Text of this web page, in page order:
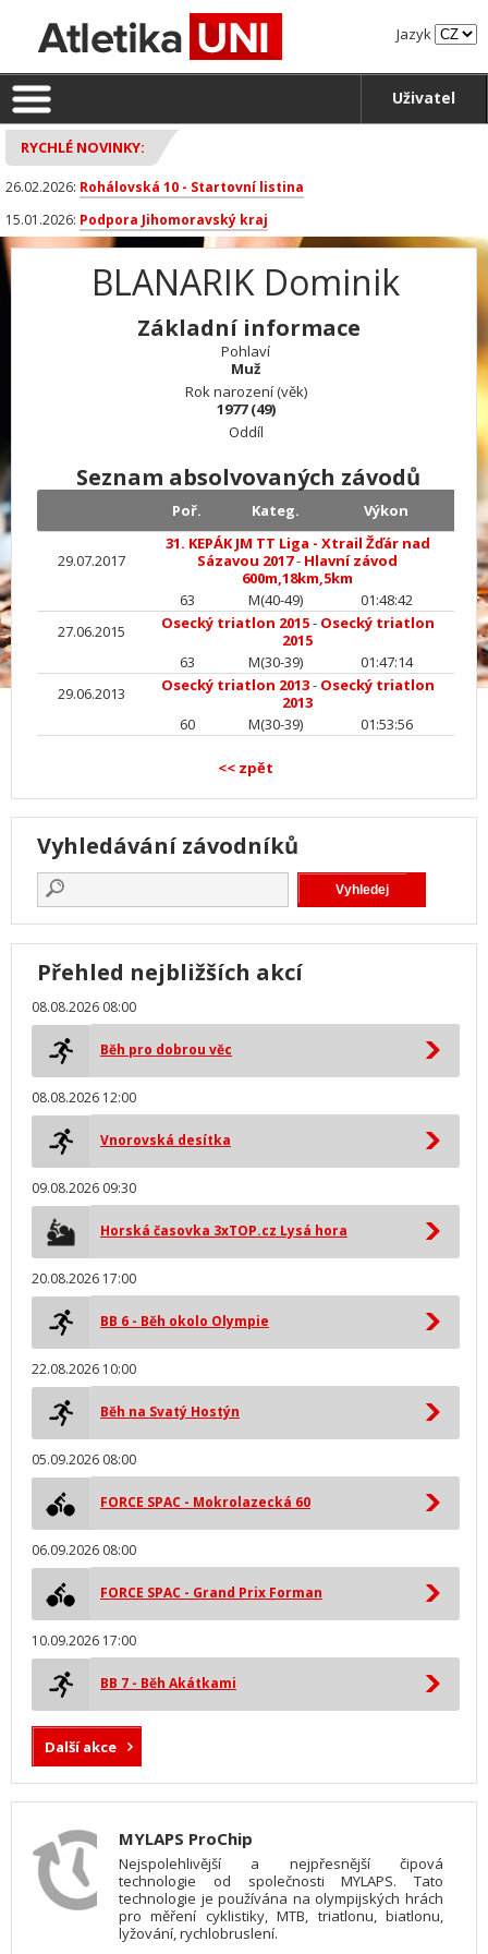
Jazyk
Uživatel
RYCHLÉ NOVINKY:
26.02.2026: Rohálovská 10 - Startovní listina
15.01.2026: Podpora Jihomoravský kraj
BLANARIK Dominik
Základní informace
Pohlaví
Muž
Rok narození (věk)
1977 (49)
Oddíl
Seznam absolvovaných závodů
Poř. Kateg. Výkon
29.07.2017
31. KEPÁK JM TT Liga - Xtrail Žďár nad
Sázavou 2017- Hlavní závod
600m,18km,5km
63
M(40-49)
01:48:42
27.06.2015
Osecký triatlon 2015- Osecký triatlon
2015
63
M(30-39)
01:47:14
29.06.2013
Osecký triatlon 2013- Osecký triatlon
2013
60
M(30-39) 01:53:56
<< zpět
Vyhledávání závodníků
Přehled nejbližších akcí
08.08.2026 08:00
Běh pro dobrou věc
08.08.2026 12:00
Vnorovská desítka
09.08.2026 09:30
Horská časovka 3xTOP.cz Lysá hora
20.08.2026 17:00
BB 6 - Běh okolo Olympie
22.08.2026 10:00
Běh na Svatý Hostýn
05.09.2026 08:00
FORCE SPAC - Mokrolazecká 60
06.09.2026 08:00
FORCE SPAC - Grand Prix Forman
10.09.2026 17:00
BB 7 - Běh Akátkami
Další akce
MYLAPS ProChip
Nejspolehlivější a nejpřesnější čipová
technologie od společnosti MYLAPS. Tato
technologie je používána na olympijských hrách
pro měření cyklistiky, MTB, triatlonu, biatlonu,
lyžování, rychlobruslení.